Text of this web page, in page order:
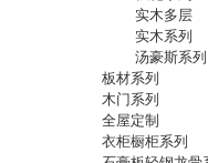
实木多层
实木系列
汤豪斯系列
板材系列
木门系列
全屋定制
衣柜橱柜系列